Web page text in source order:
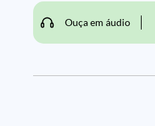
Ouça em áudio